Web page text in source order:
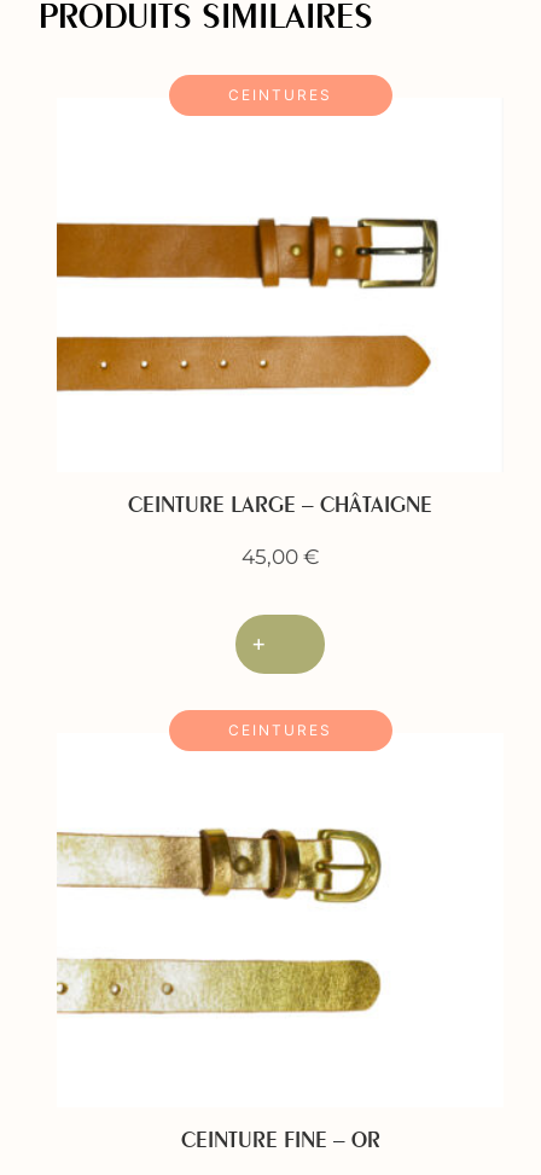
PRODUITS SIMILAIRES
CEINTURES
CEINTURE LARGE – CHÂTAIGNE
45,00€
+
CEINTURES
CEINTURE FINE – OR